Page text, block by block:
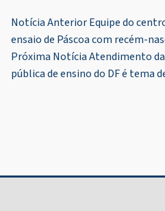
Navegação
de
Post
Notícia AnteriorEquipe do
ensaio de Páscoa com recém-
Próxima NotíciaAtendimento
pública de ensino do DF é tema